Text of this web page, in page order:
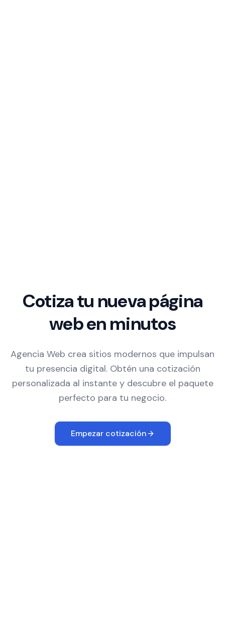
Cotiza tu nueva página
web en minutos
Agencia Web crea sitios modernos que impulsan
tu presencia digital. Obtén una cotización
personalizada al instante y descubre el paquete
perfecto para tu negocio.
Empezar cotización